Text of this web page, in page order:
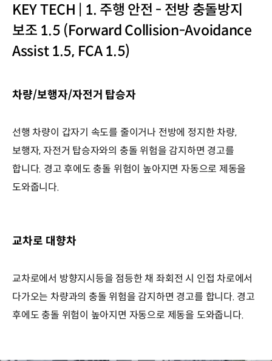
KEY TECH | 1. 주행 안전 - 전방 충돌방지
보조 1.5 (Forward Collision-Avoidance
Assist 1.5, FCA 1.5)
차량/보행자/자전거 탑승자
선행 차량이 갑자기 속도를 줄이거나 전방에 정지한 차량,
보행자, 자전거 탑승자와의 충돌 위험을 감지하면 경고를
합니다. 경고 후에도 충돌 위험이 높아지면 자동으로 제동을
도와줍니다.
교차로 대향차
교차로에서 방향지시등을 점등한 채 좌회전 시 인접 차로에서
다가오는 차량과의 충돌 위험을 감지하면 경고를 합니다. 경고
후에도 충돌 위험이 높아지면 자동으로 제동을 도와줍니다.